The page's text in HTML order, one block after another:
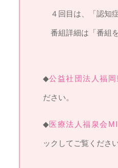
４回目は、「認知
番組詳細は「番組
◆公益社団法人福
ださい。
◆医療法人福泉会
ックしてご覧ください